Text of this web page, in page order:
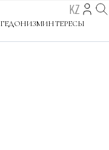
KZ
ГЕДОНИЗМИНТЕРЕСЫ